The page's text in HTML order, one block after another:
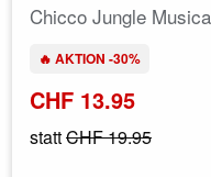
Chicco Jungle
🔥 AKTION -30%
CHF 13.95
stattCHF 19.95